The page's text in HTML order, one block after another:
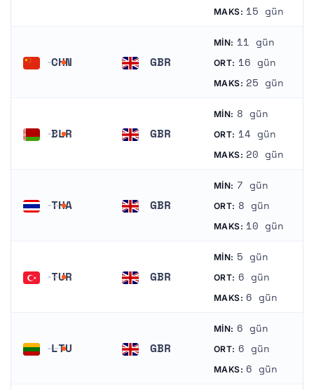
MAKS: 15 gün
CHN GBR
MIN: 11 gün
ORT: 16 gün
MAKS: 25 gün
BLR GBR
MIN: 8 gün
ORT: 14 gün
MAKS: 20 gün
THA GBR
MIN: 7 gün
ORT: 8 gün
MAKS: 10 gün
TUR GBR
MIN: 5 gün
ORT: 6 gün
MAKS: 6 gün
LTU GBR
MIN: 6 gün
ORT: 6 gün
MAKS: 6 gün